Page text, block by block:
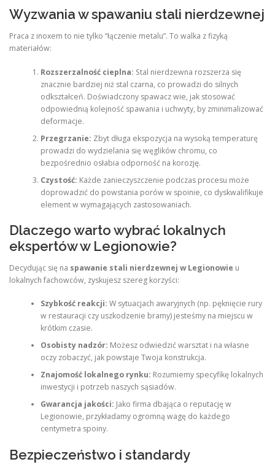
Wyzwania w spawaniu stali nierdzewnej
Praca z inoxem to nie tylko “łączenie metalu”. To walka z fizyką
materiałów:
Rozszerzalność cieplna: Stal nierdzewna rozszerza się
znacznie bardziej niż stal czarna, co prowadzi do silnych
odkształceń. Doświadczony spawacz wie, jak stosować
odpowiednią kolejność spawania i uchwyty, by zminimalizować
deformacje.
Przegrzanie: Zbyt długa ekspozycja na wysoką temperaturę
prowadzi do wydzielania się węglików chromu, co
bezpośrednio osłabia odporność na korozję.
Czystość: Każde zanieczyszczenie podczas procesu może
doprowadzić do powstania porów w spoinie, co dyskwalifikuje
element w wymagających zastosowaniach.
Dlaczego warto wybrać lokalnych
ekspertów w Legionowie?
Decydując się na spawanie stali nierdzewnej w Legionowie u
lokalnych fachowców, zyskujesz szereg korzyści:
Szybkość reakcji: W sytuacjach awaryjnych (np. pęknięcie rury
w restauracji czy uszkodzenie bramy) jesteśmy na miejscu w
krótkim czasie.
Osobisty nadzór: Możesz odwiedzić warsztat i na własne
oczy zobaczyć, jak powstaje Twoja konstrukcja.
Znajomość lokalnego rynku: Rozumiemy specyfikę lokalnych
inwestycji i potrzeb naszych sąsiadów.
Gwarancja jakości: Jako firma dbająca o reputację w
Legionowie, przykładamy ogromną wagę do każdego
centymetra spoiny.
Bezpieczeństwo i standardy